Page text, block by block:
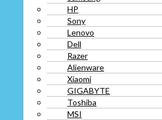
HP
Sony
Lenovo
Dell
Razer
Alienware
Xiaomi
GIGABYTE
Toshiba
MSI
Alienware
Xiaomi